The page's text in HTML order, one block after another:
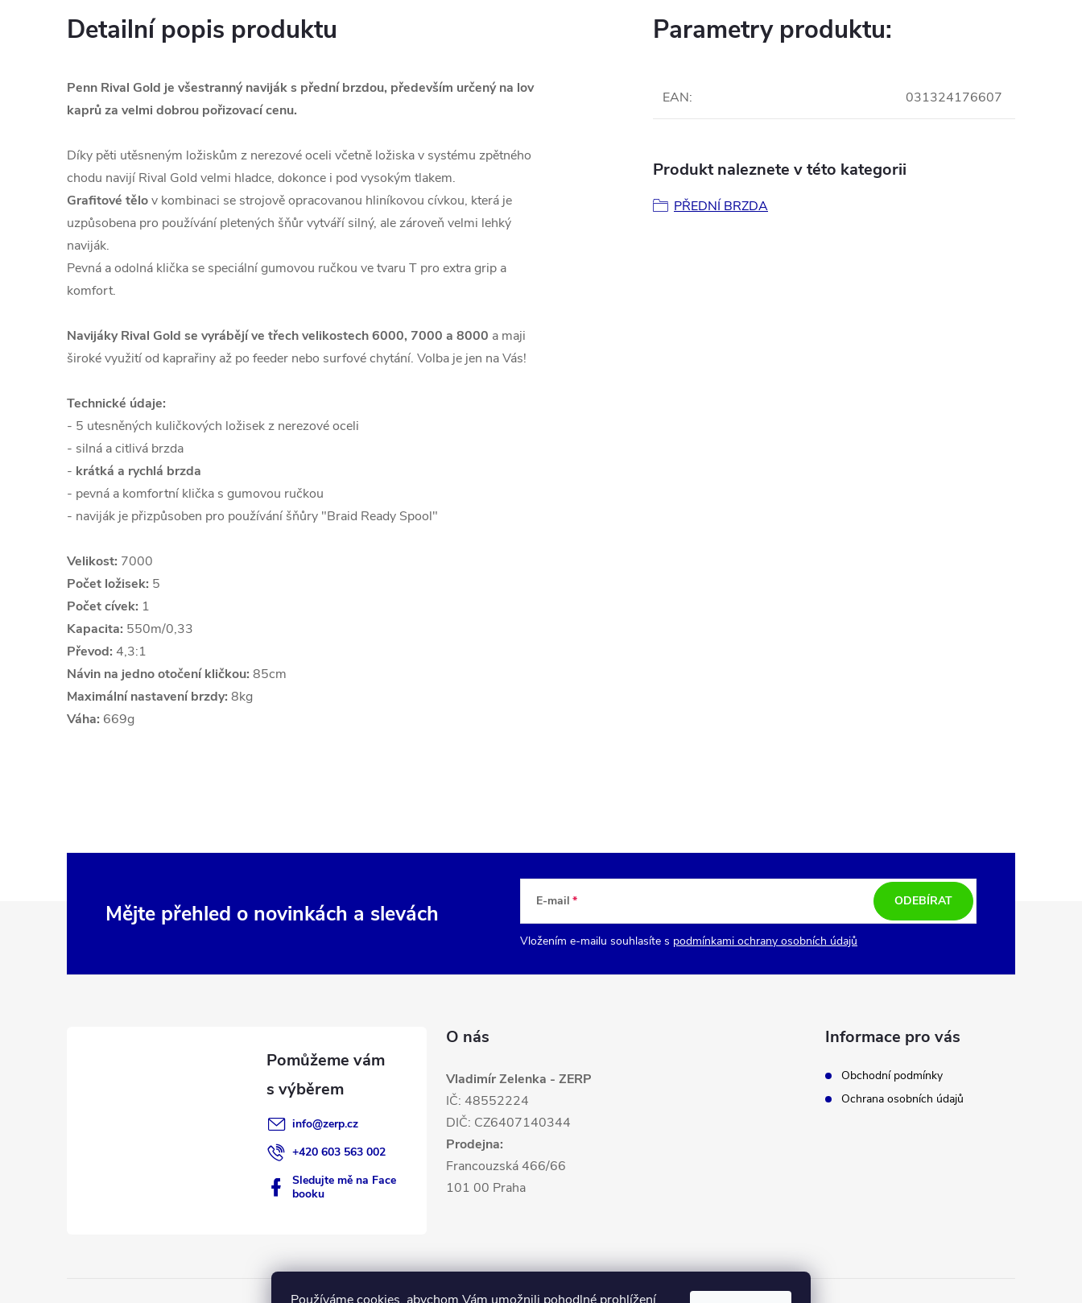
Detailní popis produktu
Penn Rival Gold je všestranný naviják s přední brzdou, především určený na lov
kaprů za velmi dobrou pořizovací cenu.
Díky pěti utěsneným ložiskům z nerezové oceli včetně ložiska v systému zpětného
chodu navijí Rival Gold velmi hladce, dokonce i pod vysokým tlakem.
Grafitové tělov kombinaci se strojově opracovanou hliníkovou cívkou, která je
uzpůsobena pro používání pletených šňůr vytváří silný, ale zároveň velmi lehký
naviják.
Pevná a odolná klička se speciální gumovou ručkou ve tvaru T pro extra grip a
komfort.
Navijáky Rival Gold se vyrábějí ve třech velikostech 6000, 7000 a 8000 a maji
široké využití od kaprařiny až po feeder nebo surfové chytání. Volba je jen na Vás!
Technické údaje:
- 5 utesněných kuličkových ložisek z nerezové oceli
- silná a citlivá brzda
- krátká a rychlá brzda
- pevná a komfortní klička s gumovou ručkou
- naviják je přizpůsoben pro používání šňůry "Braid Ready Spool"
Velikost: 7000
Počet ložisek: 5
Počet cívek: 1
Kapacita: 550m/0,33
Převod: 4,3:1
Návin na jedno otočení kličkou: 85cm
Maximální nastavení brzdy: 8kg
Váha: 669g
Parametry produktu:
EAN: 031324176607
Produkt naleznete v této kategorii
PŘEDNÍ BRZDA
Mějte přehled o novinkách a slevách E-mail
Vložením e-mailu souhlasíte s podmínkami ochrany osobních údajů
ODEBÍRAT
info@zerp.cz
+420 603 563 002
Sledujte mě na Face
booku
O nás
Vladimír Zelenka - ZERP
IČ: 48552224
DIČ: CZ6407140344
Prodejna:
Francouzská 466/66
101 00 Praha
Informace pro vás
Obchodní podmínky
Ochrana osobních údajů